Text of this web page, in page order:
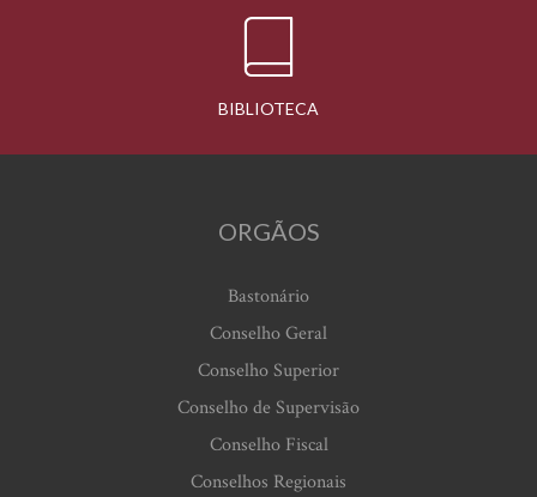
BIBLIOTECA
ORGÃOS
Bastonário
Conselho Geral
Conselho Superior
Conselho de Supervisão
Conselho Fiscal
Conselhos Regionais